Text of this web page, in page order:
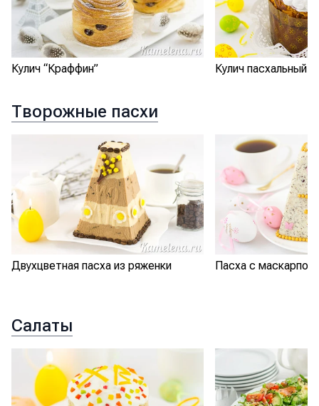
Кулич “Краффин” Кулич пасхальный
Творожные пасхи
Двухцветная пасха из ряженки Пасха с
Салаты